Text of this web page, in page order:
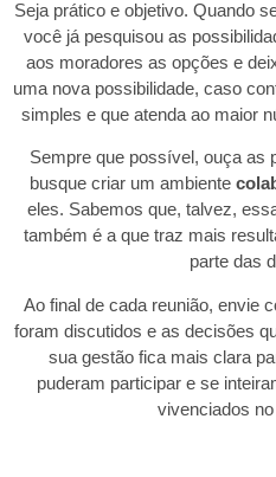
Seja prático e objetivo. Quando
você já pesquisou as
aos moradores as opções e
uma nova possibilidade, caso
simples e que atenda ao maior
Sempre que possível, ouça as
busque criar um ambiente
eles. Sabemos que, talvez,
também é a que traz mais
parte das
Ao final de cada reunião, envie
foram discutidos e as decisões
sua gestão fica mais clara
puderam participar e se
vivenciados